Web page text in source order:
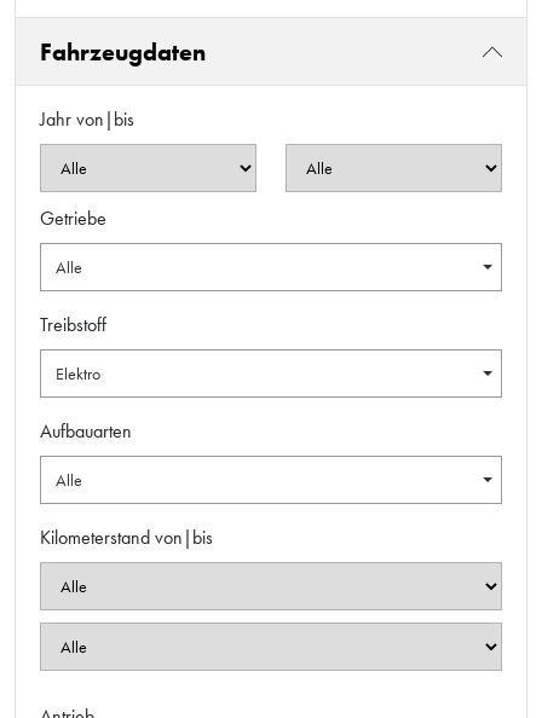
Fahrzeugdaten
Jahr von|bis
Getriebe
Alle
Treibstoff
Elektro
Aufbauarten
Alle
Kilometerstand von|bis